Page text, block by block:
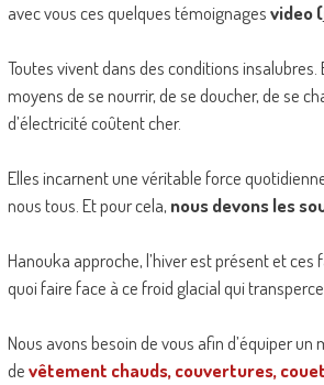
avec vous ces quelques témoignagesvideo(
Toutes vivent dans des conditions insalubres.
moyens de se nourrir, de se doucher, de se
d’électricité coûtent cher.
Elles incarnent une véritable force
nous tous. Et pour cela, nous devons les
Hanouka approche, l’hiver est présent et ces
quoi faire face à ce froid glacial qui
Nous avons besoin de vous afin d’équiper
devêtement chauds, couvertures,